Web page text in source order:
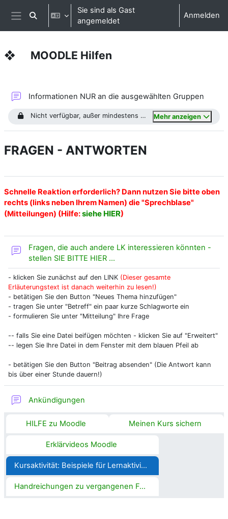
Zum Hauptinhalt
Website-Übersicht
Sucheingabe umschalten
Sie sind als Gast
angemeldet
Anmelden
❖ MOODLE Hilfen
Informationen NUR an die ausgewählten Gruppen
Mehr anzeigen
Nicht verfügbar, außer mindestens eine Bedingung ist erfüllt: Sie sind in
FRAGEN - ANTWORTEN
Schnelle Reaktion erforderlich? Dann nutzen Sie bitte oben
rechts (links neben Ihrem Namen) die "Sprechblase"
(Mitteilungen) (Hilfe:siehe HIER)
Fragen, die auch andere LK interessieren könnten -
stellen SIE BITTE HIER ...
- klicken Sie zunächst auf den LINK (Dieser gesamte
Erläuterungstext ist danach weiterhin zu lesen!)
- betätigen Sie den Button "Neues Thema hinzufügen"
- tragen Sie unter "Betreff" ein paar kurze Schlagworte ein
- formulieren Sie unter "Mitteilung" Ihre Frage
-- falls Sie eine Datei beifügen möchten - klicken Sie auf "Erweitert"
-- legen Sie Ihre Datei in dem Fenster mit dem blauen Pfeil ab
- betätigen Sie den Button "Beitrag absenden" (Die Antwort kann
bis über einer Stunde dauern!)
Ankündigungen
HILFE zu Moodle Meinen Kurs sichern
Erklärvideos Moodle
Kursaktivität: Beispiele für Lernaktivitäten
Handreichungen zu vergangenen Fortbildungen